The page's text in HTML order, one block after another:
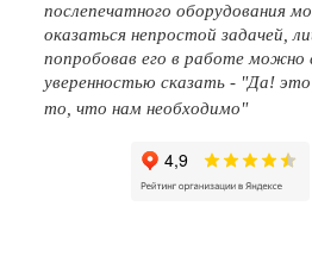
послепечатного оборудования
оказаться непростой задачей,
попробовав его в работе можно
уверенностью сказать - "Да!
то, что нам необходимо"